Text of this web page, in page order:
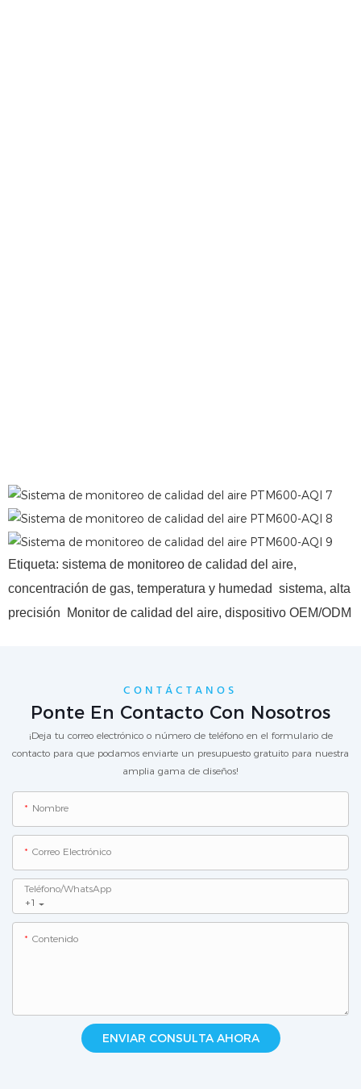
Etiqueta: sistema de monitoreo de calidad del aire,
concentración de gas, temperatura y humedad sistema, alta
precisión
Monitor de calidad del aire, dispositivo OEM/ODM
CONTÁCTANOS
Ponte En Contacto Con Nosotros
¡Deja tu correo electrónico o número de teléfono en el formulario de
contacto para que podamos enviarte un presupuesto gratuito para nuestra
amplia gama de diseños!
Nombre
Correo Electrónico
+1
Teléfono/WhatsApp
Contenido
ENVIAR CONSULTA AHORA